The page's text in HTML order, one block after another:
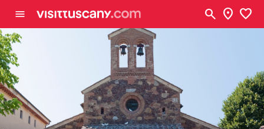
menu search location_on favorite